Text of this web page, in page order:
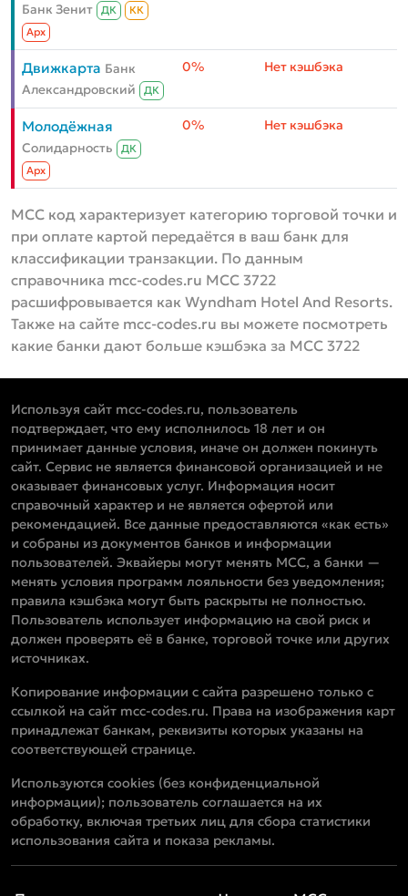
Банк Зенит ДК
КК
Aрх
Движкарта Банк
Александровский
ДК
0% Нет кэшбэка
Молодёжная
Солидарность
ДК
Aрх
0% Нет кэшбэка
MCC код характеризует категорию торговой точки и
при оплате картой передаётся в ваш банк для
классификации транзакции. По данным
справочника mcc-codes.ru MCC 3722
расшифровывается как Wyndham Hotel And Resorts.
Также на сайте mcc-codes.ru вы можете посмотреть
какие банки дают больше кэшбэка за MCC 3722
Используя сайт mcc-codes.ru, пользователь
подтверждает, что ему исполнилось 18 лет и он
принимает данные условия, иначе он должен покинуть
сайт. Сервис не является финансовой организацией и не
оказывает финансовых услуг. Информация носит
справочный характер и не является офертой или
рекомендацией. Все данные предоставляются «как есть»
и собраны из документов банков и информации
пользователей. Эквайеры могут менять MCC, а банки —
менять условия программ лояльности без уведомления;
правила кэшбэка могут быть раскрыты не полностью.
Пользователь использует информацию на свой риск и
должен проверять её в банке, торговой точке или других
источниках.
Копирование информации с сайта разрешено только с
ссылкой на сайт mcc-codes.ru. Права на изображения карт
принадлежат банкам, реквизиты которых указаны на
соответствующей странице.
Используются cookies (без конфиденциальной
информации); пользователь соглашается на их
обработку, включая третьих лиц для сбора статистики
использования сайта и показа рекламы.